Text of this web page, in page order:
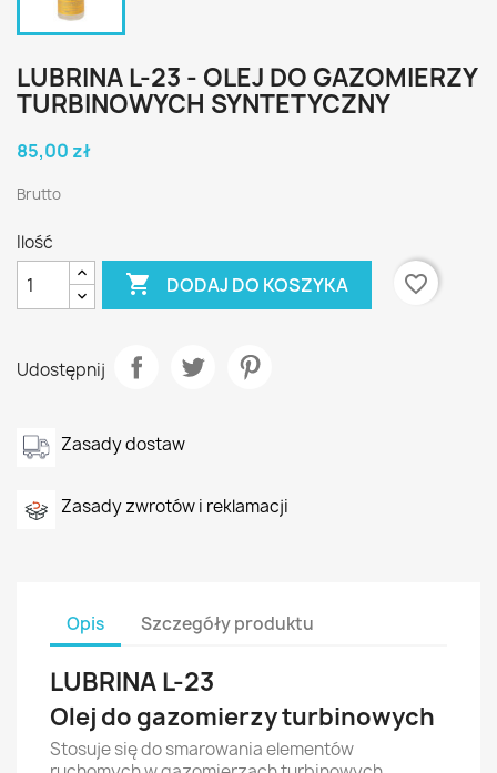
LUBRINA L-23 - OLEJ DO GAZOMIERZY
TURBINOWYCH SYNTETYCZNY
85,00 zł
Brutto
Ilość
 DODAJ DO KOSZYKA favorite_border
Udostępnij
Zasady dostaw
Zasady zwrotów i reklamacji
Opis Szczegóły produktu
LUBRINA L-23
Olej do gazomierzy turbinowych
Stosuje się do smarowania elementów